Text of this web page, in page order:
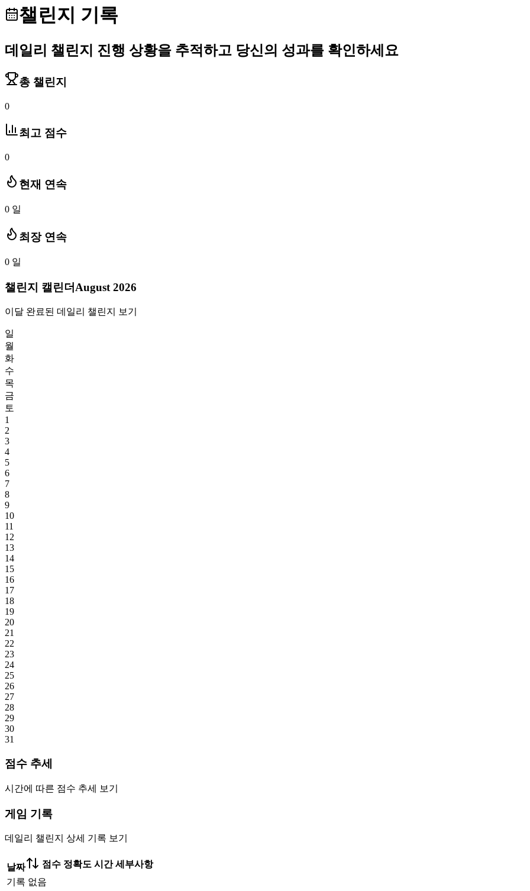
챌린지 기록
데일리 챌린지 진행 상황을 추적하고 당신의 성과를 확인하세요
총 챌린지
0
최고 점수
0
현재 연속
0 일
최장 연속
0 일
챌린지 캘린더 August 2026
이달 완료된 데일리 챌린지 보기
일
월
화
수
목
금
토
1
2
3
4
5
6
7
8
9
10
11
12
13
14
15
16
17
18
19
20
21
22
23
24
25
26
27
28
29
30
31
점수 추세
시간에 따른 점수 추세 보기
게임 기록
데일리 챌린지 상세 기록 보기
날짜 점수 정확도 시간 세부사항
기록 없음